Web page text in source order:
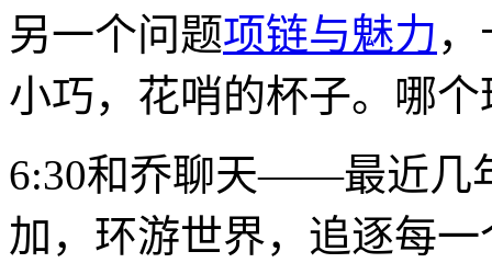
另一个问题项链与魅力
小巧，花哨的杯子。哪
6:30和乔聊天——最近几
加，环游世界，追逐每一